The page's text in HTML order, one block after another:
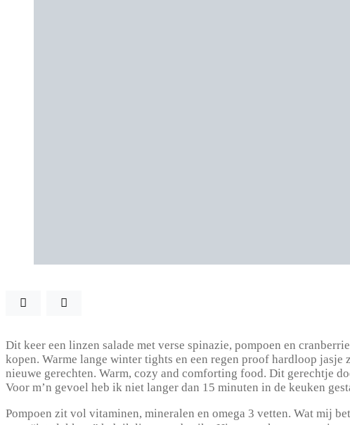
Dit keer een linzen salade met verse spinazie, pompoen en
kopen. Warme lange winter tights en een regen proof hardloop
nieuwe gerechten. Warm, cozy and comforting food. Dit gerechtje
Voor m’n gevoel heb ik niet langer dan 15 minuten in de keuken
Pompoen zit vol vitaminen, mineralen en omega 3 vetten. Wat mij